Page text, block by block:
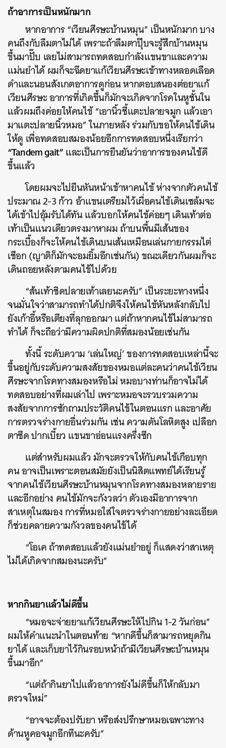
ถ้าอาการเป็นหนักมาก
หากอาการ “เวียนศีรษะบ้านหมุน” เป็นหนักมาก บาง
คนถึงกับลืมตาไม่ได้ เพราะถ้าลืมตาปุ๊บจะรู้สึกบ้านหมุน
ขึ้นมาปั๊บ เลยไม่สามารถทดสอบกำลังแขนขาและความ
แม่นยำได้ ผมก็จะฉีดยาแก้เวียนศีรษะเข้าทางหลอดเลือด
ดำและนอนสังเกตอาการดูก่อน หากตอบสนองต่อยาแก้
เวียนศีรษะ อาการที่เกิดขึ้นก็มักจะเกิดจากโรคในหูชั้นใน
แล้วผมถึงค่อยให้คนไข้ “เอานิ้วชี้แตะปลายจมูก แล้วเอา
มาแตะปลายนิ้วหมอ” ในภายหลัง ร่วมกับขอให้คนไข้เดิน
ให้ดู เพื่อทดสอบสมองน้อยอีกการทดสอบหนึ่งเรียกว่า
“Tandem gait”และเป็นการยืนยันว่าอาการของคนไข้ดี
ขึ้นแล้ว
โดยผมจะไปยืนหันหน้าเข้าหาคนไข้ ห่างจากตัวคนไข้
ประมาณ 2-3 ก้าว อ้าแขนเตรียมไว้เผื่อคนไข้เดินเซล้มจะ
ได้เข้าไปอุ้มรับได้ทัน แล้วบอกให้คนไข้ค่อยๆ เดินเท้าต่อ
เท้าเป็นแนวเดียวตรงมาหาผม ถ้าบนพื้นมีเส้นของ
กระเบื้องก็จะให้คนไข้เดินบนเส้นเหมือนเล่นกายกรรมไต่
เชือก (ญาติก็มักจะอมยิ้มอีกเช่นกัน) ขณะเดียวกันผมก็จะ
เดินถอยหลังตามคนไข้ไปด้วย
“ส้นเท้าชิดปลายเท้าเลยนะครับ” เป็นระยะทางหนึ่ง
จนมั่นใจว่าสามารถทำได้ปกติจึงให้คนไข้หันหลังกลับไป
ยังเก้าอี้หรือเตียงที่ลุกออกมา แต่ถ้าหากคนไข้ไม่สามารถ
ทำได้ ก็จะถือว่ามีความผิดปกติที่สมองน้อยเช่นกัน
ทั้งนี้ ระดับความ ‘เล่นใหญ่’ ของการทดสอบเหล่านี้จะ
ขึ้นอยู่กับระดับความสงสัยของหมอแต่ละคนว่าคนไข้เวียน
ศีรษะจากโรคทางสมองหรือไม่ หมอบางท่านก็อาจไม่ได้
ทดสอบอย่างที่ผมเล่าไป เพราะหมอจะรวบรวมความ
สงสัยจากการซักถามประวัติคนไข้ในตอนแรก และอาศัย
การตรวจร่างกายอื่นร่วมกัน เช่น ความดันโลหิตสูง เปลือก
ตาซีด ปากเบี้ยว แขนขาอ่อนแรงครึ่งซีก
แต่สำหรับผมแล้ว มักจะตรวจให้กับคนไข้เกือบทุก
คน อาจเป็นเพราะตอนสมัยยังเป็นนิสิตแพทย์ได้เรียนรู้
จากคนไข้เวียนศีรษะบ้านหมุนจากโรคทางสมองหลายราย
และอีกอย่าง คนไข้มักจะกังวลว่า ตัวเองมีอาการจาก
สาเหตุในสมอง การที่หมอใส่ใจตรวจร่างกายอย่างละเอียด
ก็ช่วยคลายความกังวลของคนไข้ได้
“โอเค ถ้าทดสอบแล้วยังแม่นยำอยู่ ก็แสดงว่าสาเหตุ
ไม่ได้เกิดจากสมองนะครับ”
หากกินยาแล้วไม่ดีขึ้น
“หมอจะจ่ายยาแก้เวียนศีรษะให้ไปกิน 1-2 วันก่อน”
ผมให้คำแนะนำในตอนท้าย “หากดีขึ้นก็สามารถหยุดกิน
ยาได้ และเก็บยาไว้กินรอบหน้าถ้ามีเวียนศีรษะบ้านหมุน
ขึ้นมาอีก”
“แต่ถ้ากินยาไปแล้วอาการยังไม่ดีขึ้นก็ให้กลับมา
ตรวจใหม่”
“อาจจะต้องปรับยา หรือส่งปรึกษาหมอเฉพาะทาง
ด้านหูคอจมูกอีกทีนะครับ”